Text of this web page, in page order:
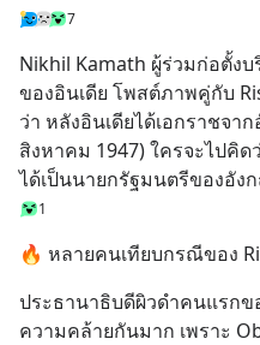
7
Nikhil Kamath ผู้ร่วมก่อตั้ง
ของอินเดีย โพสต์ภาพคู่กับ
ว่า หลังอินเดียได้เอกราชจา
สิงหาคม 1947) ใครจะไปคิ
ได้เป็นนายกรัฐมนตรีของอัง
1
🔥 หลายคนเทียบกรณีของ
ประธานาธิบดีผิวดำคนแรก
ความคล้ายกันมาก เพราะ